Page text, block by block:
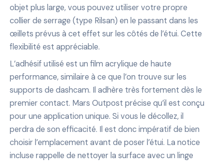
objet plus large, vous pouvez utiliser votre propre
collier de serrage (type Rilsan) en le passant dans les
œillets prévus à cet effet sur les côtés de l’étui. Cette
flexibilité est appréciable.
L’adhésif utilisé est un film acrylique de haute
performance, similaire à ce que l’on trouve sur les
supports de dashcam. Il adhère très fortement dès le
premier contact. Mars Outpost précise qu’il est conçu
pour une application unique. Si vous le décollez, il
perdra de son efficacité. Il est donc impératif de bien
choisir l’emplacement avant de poser l’étui. La notice
incluse rappelle de nettoyer la surface avec un linge